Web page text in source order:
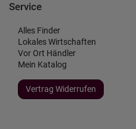
Service
Alles Finder
Lokales Wirtschaften
Vor Ort Händler
Mein Katalog
Vertrag Widerrufen